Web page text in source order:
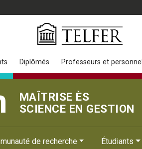
Diplômés Professeurs et personnel
MAÎTRISE ÈS
SCIENCE EN GESTION
de recherche Étudiants